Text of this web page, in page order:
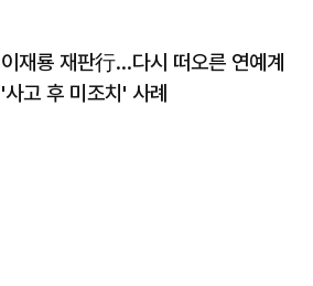
이재룡 재판行…다시 떠오른 연예계
'사고 후 미조치' 사례